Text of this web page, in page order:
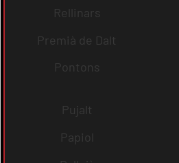
Rellinars
Premià de Dalt
Pontons
Pujalt
Papiol